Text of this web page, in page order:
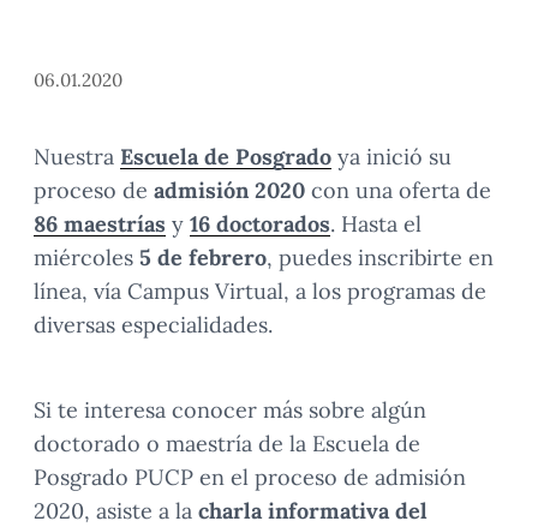
06.01.2020
Nuestra Escuela de Posgrado ya inició su
proceso de admisión 2020 con una oferta de
86 maestrías y 16 doctorados. Hasta el
miércoles 5 de febrero, puedes inscribirte en
línea, vía Campus Virtual, a los programas de
diversas especialidades.
Si te interesa conocer más sobre algún
doctorado o maestría de la Escuela de
Posgrado PUCP en el proceso de admisión
2020, asiste a la charla informativa del